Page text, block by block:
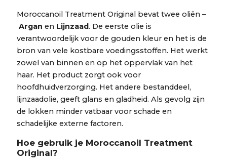
Moroccanoil Treatment Original bevat twee oliën –
Argan en Lijnzaad. De eerste olie is
verantwoordelijk voor de gouden kleur en het is de
bron van vele kostbare voedingsstoffen. Het werkt
zowel van binnen en op het oppervlak van het
haar. Het product zorgt ook voor
hoofdhuidverzorging. Het andere bestanddeel,
lijnzaadolie, geeft glans en gladheid. Als gevolg zijn
de lokken minder vatbaar voor schade en
schadelijke externe factoren.
Hoe gebruik je Moroccanoil Treatment
Original?